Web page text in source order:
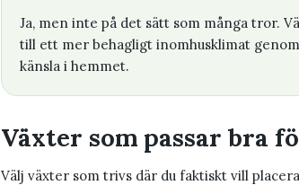
Ja, men inte på det sätt som många tror.
till ett mer behagligt inomhusklimat
känsla i hemmet.
Växter som passar bra
Välj växter som trivs där du faktiskt vill